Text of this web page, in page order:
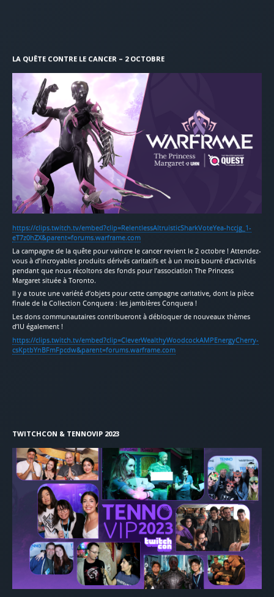
LA QUÊTE CONTRE LE CANCER – 2 OCTOBRE
https://clips.twitch.tv/embed?clip=RelentlessAltruisticSharkVoteYea-hccjg_1-
eT7z0hZX&parent=forums.warframe.com
La campagne de la quête pour vaincre le cancer revient le 2 octobre ! Attendez-
vous à d’incroyables produits dérivés caritatifs et à un mois bourré d’activités
pendant que nous récoltons des fonds pour l’association The Princess
Margaret située à Toronto.
Il y a toute une variété d’objets pour cette campagne caritative, dont la pièce
finale de la Collection Conquera : les jambières Conquera !
Les dons communautaires contribueront à débloquer de nouveaux thèmes
d’IU également !
https://clips.twitch.tv/embed?clip=CleverWealthyWoodcockAMPEnergyCherry-
csKptbYnBFmFpcdw&parent=forums.warframe.com
TWITCHCON & TENNOVIP 2023